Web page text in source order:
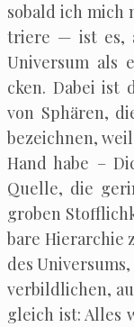
sobald ich mich
trie­re — ist es,
Uni­ver­sum als
cken. Dabei ist
von Sphä­ren,
bezeich­nen,
Hand habe –
Quel­le, die
gro­ben
ba­re Hier­ar­chie
des
ver­bild­li­chen,
gleich ist: Alles